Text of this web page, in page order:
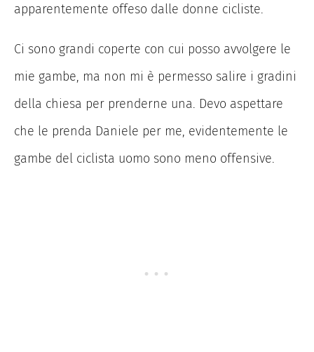
apparentemente offeso dalle donne cicliste.
Ci sono grandi coperte con cui posso avvolgere le
mie gambe, ma non mi è permesso salire i gradini
della chiesa per prenderne una. Devo aspettare
che le prenda Daniele per me, evidentemente le
gambe del ciclista uomo sono meno offensive.